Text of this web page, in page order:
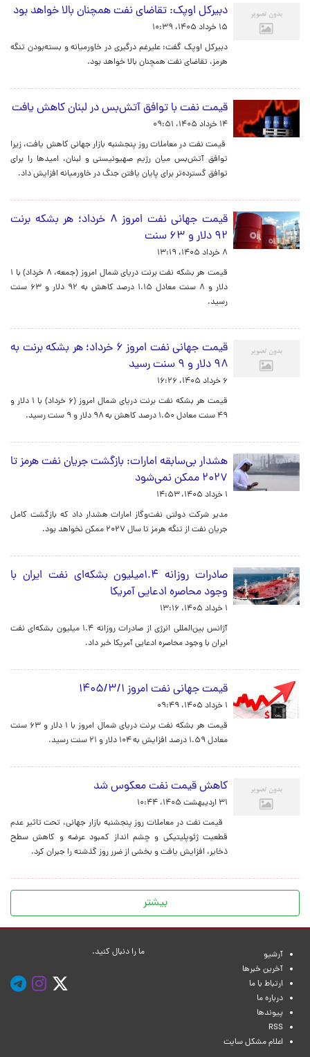
دبیرکل اوپک: تقاضای نفت همچنان بالا خواهد بود
۱۵ خرداد ۱۴۰۵، ۱۰:۳۹
دبیرکل اوپک گفت: علیرغم درگیری در خاورمیانه و بسته‌بودن تنگه
هرمز، تقاضای نفت همچنان بالا خواهد بود.
قیمت نفت با توافق آتش‌بس در لبنان کاهش یافت
۱۴ خرداد ۱۴۰۵، ۰۹:۵۱
قیمت نفت در معاملات روز پنجشنبه بازار جهانی کاهش یافت، زیرا
توافق آتش‌بس میان رژیم صهیونیستی و لبنان، امیدها را برای
توافق گسترده‌تر برای پایان یافتن جنگ در خاورمیانه افزایش داد.
قیمت جهانی نفت امروز ۸ خرداد؛ هر بشکه برنت
۹۲ دلار و ۶۳ سنت
۸ خرداد ۱۴۰۵، ۱۳:۱۹
قیمت هر بشکه نفت برنت دریای شمال امروز (جمعه، ۸ خرداد) با ۱
دلار و ۸ سنت معادل ۱.۱۵ درصد کاهش به ۹۲ دلار و ۶۳ سنت
رسید.
قیمت جهانی نفت امروز ۶ خرداد؛ هر بشکه برنت به
۹۸ دلار و ۹ سنت رسید
۶ خرداد ۱۴۰۵، ۱۶:۲۶
قیمت هر بشکه نفت برنت دریای شمال امروز (۶ خرداد) با ۱ دلار و
۴۹ سنت معادل ۱.۵۰ درصد کاهش به ۹۸ دلار و ۹ سنت رسید.
هشدار بی‌سابقه امارات: بازگشت جریان نفت هرمز تا
۲۰۲۷ ممکن نمی‌شود
۱ خرداد ۱۴۰۵، ۱۴:۵۳
مدیر شرکت دولتی نفت‌وگاز امارات هشدار داد که بازگشت کامل
جریان نفت از تنگه هرمز تا سال ۲۰۲۷ ممکن نخواهد بود.
صادرات روزانه ۱.۴میلیون بشکه‌ای نفت ایران با
وجود محاصره ادعایی آمریکا
۱ خرداد ۱۴۰۵، ۱۳:۱۶
آژانس بین‌المللی انرژی از صادرات روزانه ۱.۴ میلیون بشکه‌ای نفت
ایران با وجود محاصره ادعایی آمریکا خبر داد.
قیمت جهانی نفت امروز ۱۴۰۵/۳/۱
۱ خرداد ۱۴۰۵، ۰۹:۴۹
قیمت هر بشکه نفت برنت دریای شمال امروز با ۱ دلار و ۶۳ سنت
معادل ۱.۵۹ درصد افزایش به ۱۰۴ دلار و ۲۱ سنت رسید.
کاهش قیمت نفت معکوس شد
۳۱ اردیبهشت ۱۴۰۵، ۱۰:۴۴
قیمت نفت در معاملات روز پنجشنبه بازار جهانی، تحت تاثیر عدم
قطعیت ژئوپلیتیکی و چشم انداز کمبود عرضه و کاهش سطح
ذخایر، افزایش یافت و بخشی از ضرر روز گذشته را جبران کرد.
بیشتر
آرشیو
آخرین خبرها
ارتباط با ما
درباره ما
پیوندها
RSS
اعلام مشکل سایت
ما را دنبال کنید.